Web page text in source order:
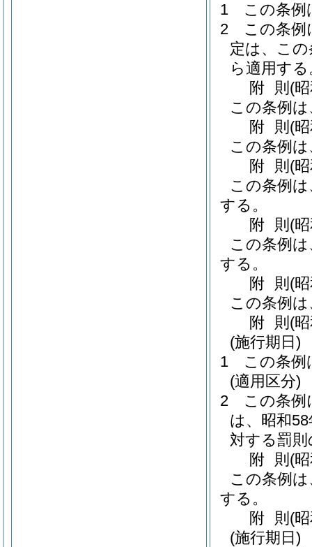
1
この条例
2
この条例
定は、こ
ら適用する
附 則 (
この条例
附 則 (
この条例
附 則 (
この条例
する。
附 則 (
この条例
する。
附 則 (
この条例
附 則 (
(施行期日)
1
この条例
(適用区分)
2
この条例
は、昭和
対する罰
附 則 (
この条例
する。
附 則 (
(施行期日)